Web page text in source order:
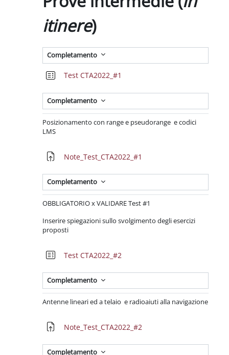
Completamento
itinere)
Test CTA2022_#1
Completamento
Posizionamento con range e pseudorange e codici
LMS
Note_Test_CTA2022_#1
Completamento
OBBLIGATORIO x VALIDARE Test #1
Inserire spiegazioni sullo svolgimento degli esercizi
proposti
Test CTA2022_#2
Completamento
Antenne lineari ed a telaio e radioaiuti alla navigazione
Note_Test_CTA2022_#2
Completamento